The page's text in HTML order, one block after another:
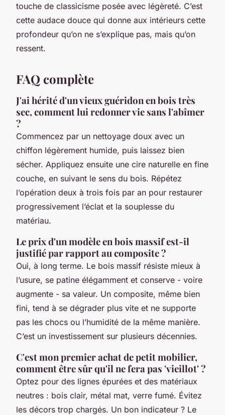
touche de classicisme posée avec légèreté. C’est
cette audace douce qui donne aux intérieurs cette
profondeur qu’on ne s’explique pas, mais qu’on
ressent.
FAQ complète
J'ai hérité d'un vieux guéridon en bois très
sec, comment lui redonner vie sans l'abîmer
?
Commencez par un nettoyage doux avec un
chiffon légèrement humide, puis laissez bien
sécher. Appliquez ensuite une cire naturelle en fine
couche, en suivant le sens du bois. Répétez
l’opération deux à trois fois par an pour restaurer
progressivement l’éclat et la souplesse du
matériau.
Le prix d'un modèle en bois massif est-il
justifié par rapport au composite ?
Oui, à long terme. Le bois massif résiste mieux à
l’usure, se patine élégamment et conserve - voire
augmente - sa valeur. Un composite, même bien
fini, tend à se dégrader plus vite et ne supporte
pas les chocs ou l’humidité de la même manière.
C’est un investissement sur plusieurs décennies.
C'est mon premier achat de petit mobilier,
comment être sûr qu'il ne fera pas 'vieillot' ?
Optez pour des lignes épurées et des matériaux
neutres : bois clair, métal mat, verre fumé. Évitez
les décors trop chargés. Un bon indicateur ? Le